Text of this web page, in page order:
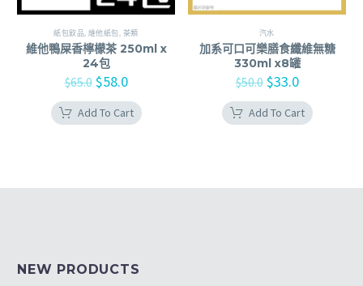
紙包飲品 ,維他紙包 茶類
維他鴨屎香檸檬茶 250ml x
24包
$65.0 $58.0
Add To Cart
汽水
加系可口可樂膳食纖維無糖
330ml x8罐
$50.0 $33.0
Add To Cart
NEW PRODUCTS